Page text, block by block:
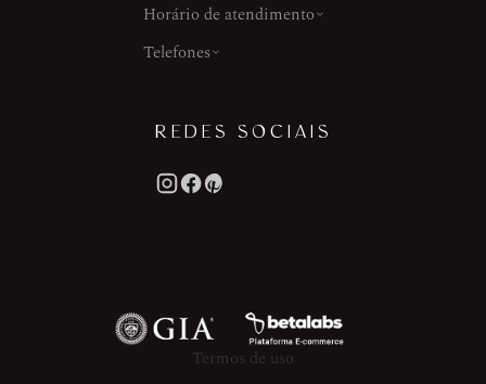
Horário de atendimento
Telefones
REDES SOCIAIS
Termos de uso